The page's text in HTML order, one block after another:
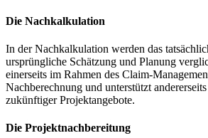
Die Nachkalkulation
In der Nachkalkulation werden das
ursprüngliche Schätzung und Planung
einerseits im Rahmen des Claim-
Nachberechnung und unterstützt
zukünftiger Projektangebote.
Die Projektnachbereitung